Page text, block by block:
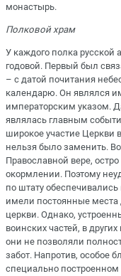
монастырь.
Полковой храм
У каждого полка
годовой. Первый был
– с датой почитания
календарю. Он являлся
императорским указом.
являлась главным
широкое участие Церкви
нельзя было заменить.
Православной вере,
окормлении. Поэтому
по штату
имели постоянные места
церкви. Однако,
воинских частей, в
они не позволяли
забот. Напротив, особое
специально построенном